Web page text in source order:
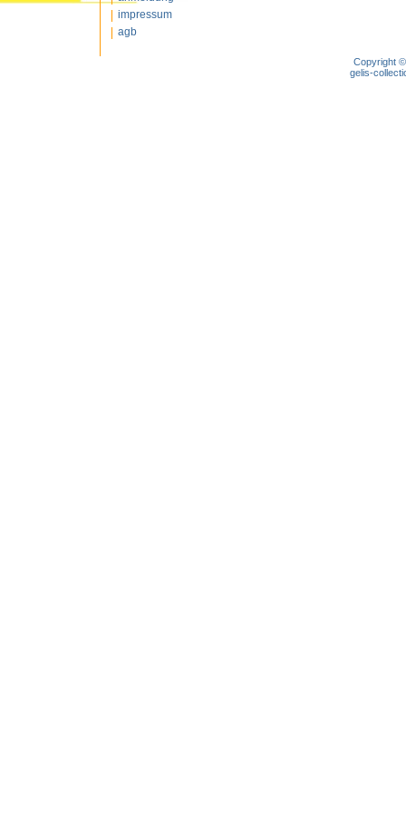
impressum
agb
Copyright
gelis-